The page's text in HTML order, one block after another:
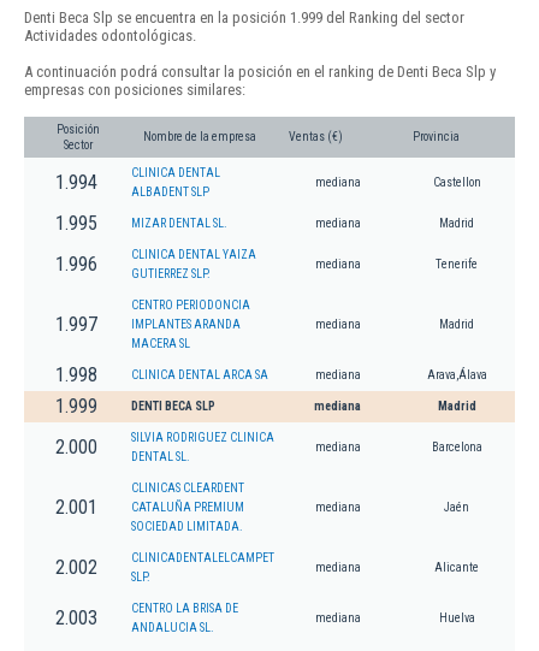
Denti Beca Slp se encuentra en la posición 1.999 del Ranking del sector
Actividades odontológicas.
A continuación podrá consultar la posición en el ranking de Denti Beca Slp y
empresas con posiciones similares:
Posición
Sector
Nombre de la empresa Ventas (€) Provincia
1.994
CLINICA DENTAL
ALBADENT SLP
mediana Castellon
1.995 MIZAR DENTAL SL. mediana Madrid
1.996
CLINICA DENTAL YAIZA
GUTIERREZ SLP.
mediana Tenerife
1.997
CENTRO PERIODONCIA
IMPLANTES ARANDA
MACERA SL
mediana Madrid
1.998 CLINICA DENTAL ARCA SA mediana Arava,Álava
1.999 DENTI BECA SLP mediana Madrid
2.000
SILVIA RODRIGUEZ CLINICA
DENTAL SL.
mediana Barcelona
2.001
CLINICAS CLEARDENT
CATALUÑA PREMIUM
SOCIEDAD LIMITADA.
mediana Jaén
2.002
CLINICADENTALELCAMPET
SLP.
mediana Alicante
2.003
CENTRO LA BRISA DE
ANDALUCIA SL.
mediana Huelva